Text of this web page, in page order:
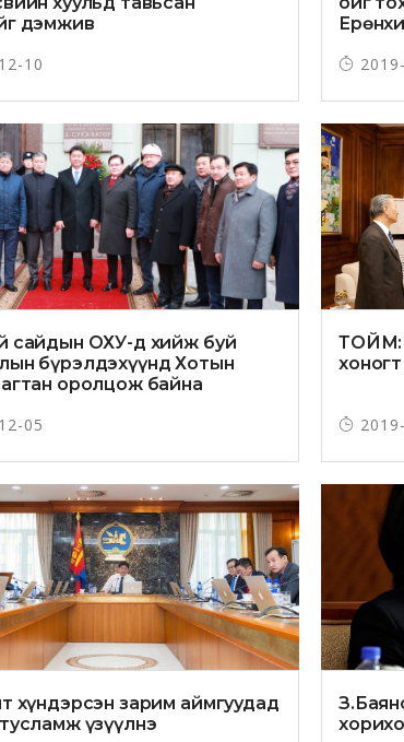
дэмжив
10
сайдын ОХУ-д хийж буй
бүрэлдэхүүнд Хотын
оролцож байна
05
ТОЙМ:
хоногт
хүндэрсэн зарим аймгуудад
үзүүлнэ